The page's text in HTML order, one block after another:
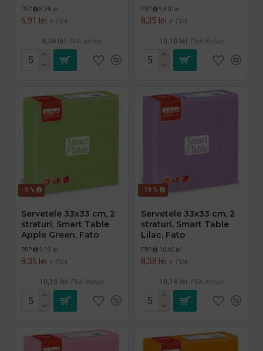
PRP 8,34 lei
6,91 lei + TVA
8,36 lei TVA inclus
PRP 9,40 lei
8,35 lei + TVA
10,10 lei TVA inclus
-9 %
Servetele 33x33 cm, 2
straturi, Smart Table
Apple Green, Fato
PRP 9,19 lei
8,35 lei + TVA
10,10 lei TVA inclus
-19 %
Servetele 33x33 cm, 2
straturi, Smart Table
Lilac, Fato
PRP 10,40 lei
8,38 lei + TVA
10,14 lei TVA inclus